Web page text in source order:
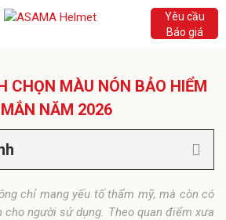
Yêu cầu
Báo giá
CHỌN MÀU NÓN BẢO HIỂM
NĂM 2026
chỉ mang yếu tố thẩm mỹ, mà còn có
người sử dụng. Theo quan điểm xưa